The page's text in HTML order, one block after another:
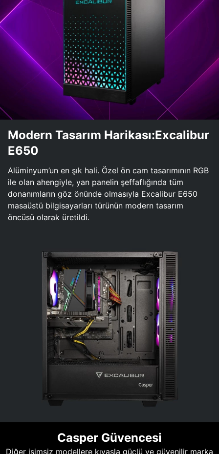
Modern Tasarım Harikası:Excalibur
E650
Alüminyum’un en şık hali. Özel ön cam tasarımının RGB
ile olan ahengiyle, yan panelin şeffaflığında tüm
donanımların göz önünde olmasıyla Excalibur E650
masaüstü bilgisayarları türünün modern tasarım
öncüsü olarak üretildi.
Casper Güvencesi
Diğer isimsiz modellere kıyasla güçlü ve güvenilir marka